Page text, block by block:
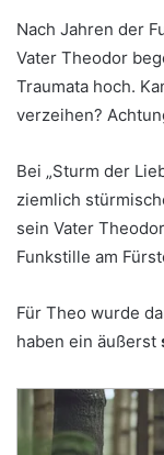
Nach Jahren der
Vater Theodor
Traumata hoch.
verzeihen?
Bei „Sturm der
ziemlich
sein Vater
Funkstille am
Für Theo wurde
haben ein äußerst